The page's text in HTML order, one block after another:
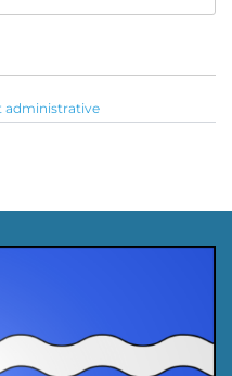
administrative